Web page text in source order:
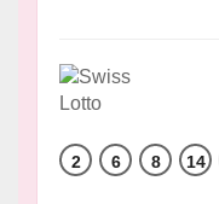
2 6 8 14